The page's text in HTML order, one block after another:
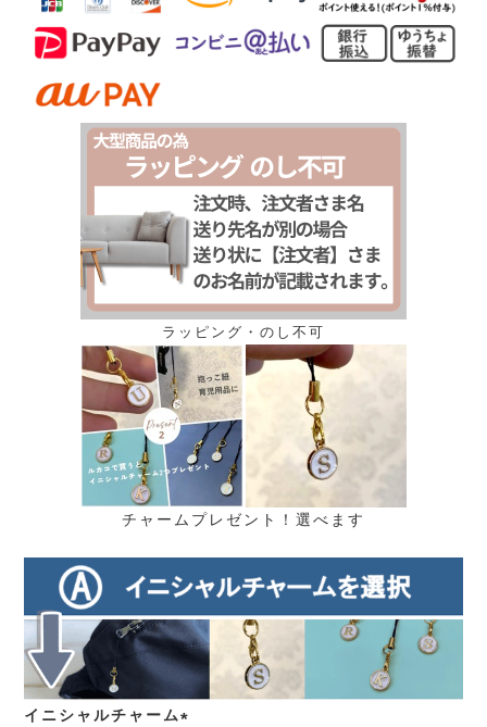
ラッピング・のし不可
チャームプレゼント！選べます
イニシャルチャーム